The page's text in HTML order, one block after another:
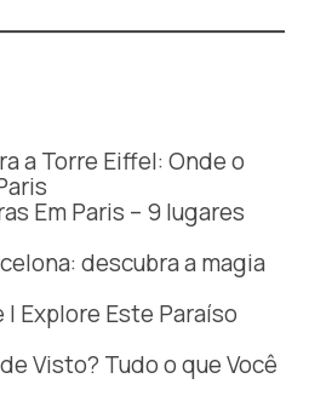
a Torre Eiffel: Onde o
Em Paris – 9 lugares
descubra a magia
| Explore Este Paraíso
Visto? Tudo o que Você